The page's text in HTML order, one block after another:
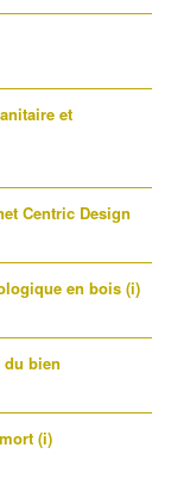
et
Centric Design
en bois (i)
du bien
(i)